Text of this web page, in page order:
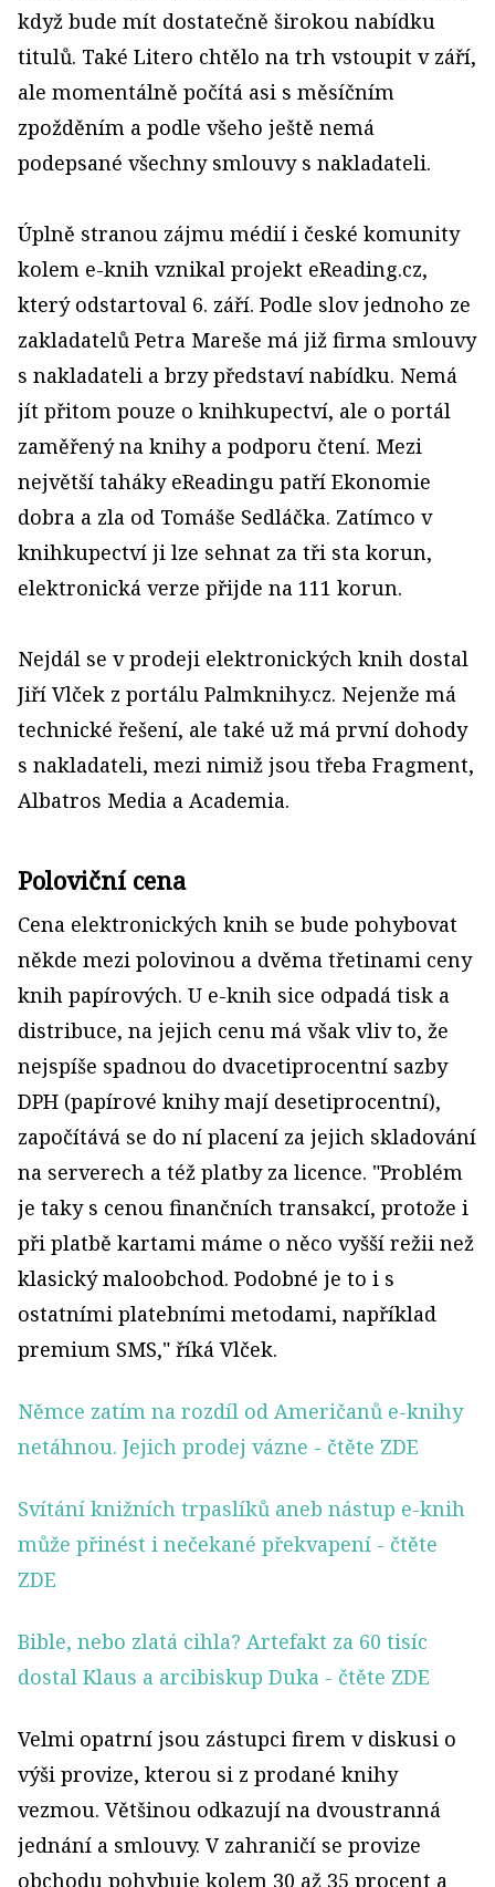
když bude mít dostatečně širokou nabídku
titulů. Také Litero chtělo na trh vstoupit v září,
ale momentálně počítá asi s měsíčním
zpožděním a podle všeho ještě nemá
podepsané všechny smlouvy s nakladateli.
Úplně stranou zájmu médií i české komunity
kolem e-knih vznikal projekt eReading.cz,
který odstartoval 6. září. Podle slov jednoho ze
zakladatelů Petra Mareše má již firma smlouvy
s nakladateli a brzy představí nabídku. Nemá
jít přitom pouze o knihkupectví, ale o portál
zaměřený na knihy a podporu čtení. Mezi
největší taháky eReadingu patří Ekonomie
dobra a zla od Tomáše Sedláčka. Zatímco v
knihkupectví ji lze sehnat za tři sta korun,
elektronická verze přijde na 111 korun.
Nejdál se v prodeji elektronických knih dostal
Jiří Vlček z portálu Palmknihy.cz. Nejenže má
technické řešení, ale také už má první dohody
s nakladateli, mezi nimiž jsou třeba Fragment,
Albatros Media a Academia.
Poloviční cena
Cena elektronických knih se bude pohybovat
někde mezi polovinou a dvěma třetinami ceny
knih papírových. U e-knih sice odpadá tisk a
distribuce, na jejich cenu má však vliv to, že
nejspíše spadnou do dvacetiprocentní sazby
DPH (papírové knihy mají desetiprocentní),
započítává se do ní placení za jejich skladování
na serverech a též platby za licence. "Problém
je taky s cenou finančních transakcí, protože i
při platbě kartami máme o něco vyšší režii než
klasický maloobchod. Podobné je to i s
ostatními platebními metodami, například
premium SMS," říká Vlček.
Němce zatím na rozdíl od Američanů e-knihy
netáhnou. Jejich prodej vázne - čtěte ZDE
Svítání knižních trpaslíků aneb nástup e-knih
může přinést i nečekané překvapení - čtěte
ZDE
Bible, nebo zlatá cihla? Artefakt za 60 tisíc
dostal Klaus a arcibiskup Duka - čtěte ZDE
Velmi opatrní jsou zástupci firem v diskusi o
výši provize, kterou si z prodané knihy
vezmou. Většinou odkazují na dvoustranná
jednání a smlouvy. V zahraničí se provize
obchodu pohybuje kolem 30 až 35 procent a